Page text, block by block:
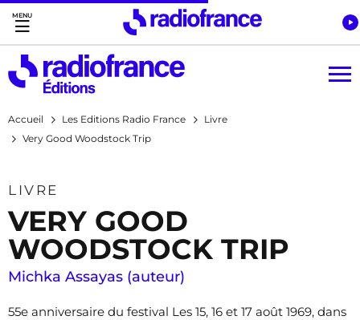
Accès direct :
Menu principal
Contenu
Accueil Les Editions Radio France
Livre
Very Good Woodstock Trip
LIVRE
VERY GOOD
WOODSTOCK TRIP
Michka Assayas (auteur)
55e anniversaire du festival Les 15, 16 et 17 août 1969, dans